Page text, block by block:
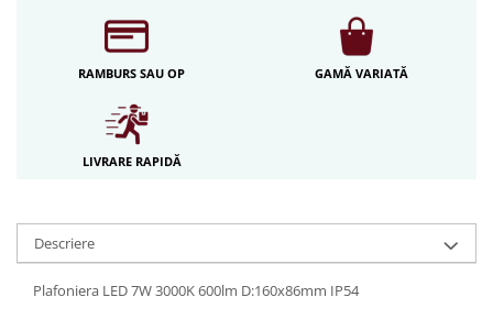
RAMBURS SAU OP GAMĂ VARIATĂ
LIVRARE RAPIDĂ
Descriere
Plafoniera LED 7W 3000K 600lm D:160x86mm IP54